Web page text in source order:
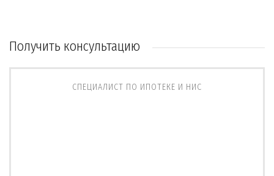
Получить консультацию
СПЕЦИАЛИСТ ПО ИПОТЕКЕ И НИС